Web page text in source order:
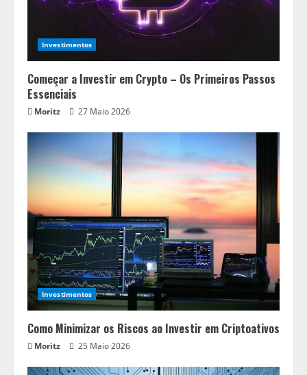
Investimentos
Começar a Investir em Crypto – Os Primeiros Passos
Essenciais
Moritz 27 Maio 2026
Investimentos
Como Minimizar os Riscos ao Investir em Criptoativos
Moritz 25 Maio 2026